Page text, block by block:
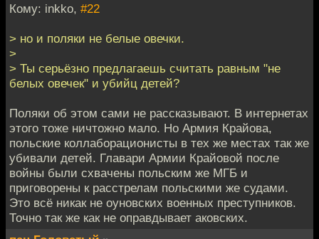
Кому: inkko, #22
> но и поляки не белые овечки.
>
> Ты серьёзно предлагаешь считать равным "не
белых овечек" и убийц детей?
Поляки об этом сами не рассказывают. В интернетах
этого тоже ничтожно мало. Но Армия Крайова,
польские коллаборационисты в тех же местах так же
убивали детей. Главари Армии Крайовой после
войны были схвачены польским же МГБ и
приговорены к расстрелам польскими же судами.
Это всё никак не оуновских военных преступников.
Точно так же как не оправдывает аковских.